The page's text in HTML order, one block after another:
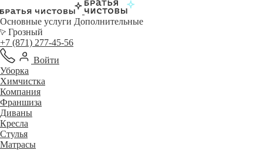
Основные услуги Дополнительные
Грозный
+7 (871) 277-45-56
Войти
Уборка
Химчистка
Компания
Франшиза
Диваны
Кресла
Стулья
Матрасы